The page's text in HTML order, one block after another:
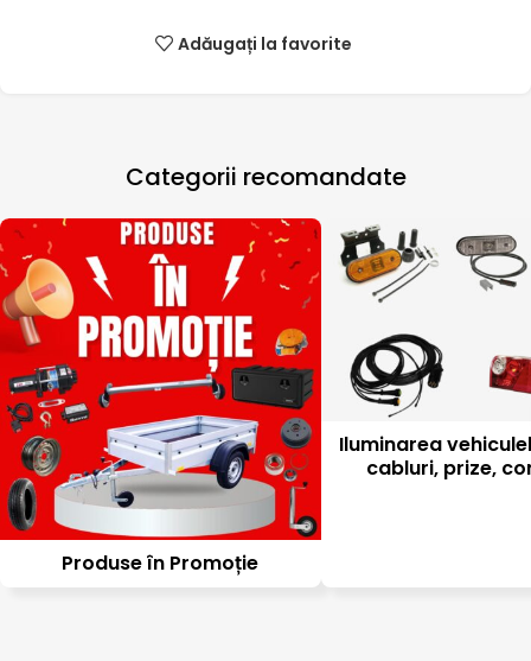
Adăugați la favorite
Categorii recomandate
Produse în Promoție
Iluminarea
cabluri, prize,